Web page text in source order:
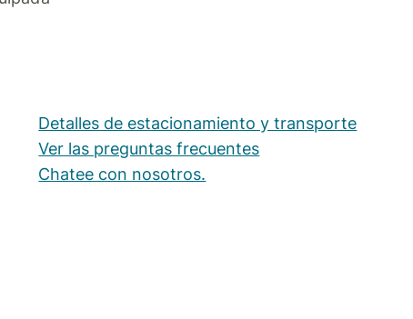
Detalles de estacionamiento y transporte
Ver las preguntas frecuentes
Chatee con nosotros.